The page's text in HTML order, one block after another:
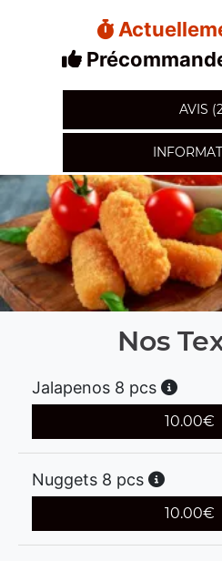
AVIS
Nos
Jalapenos 8 pcs
10.00€
Nuggets 8 pcs
10.00€